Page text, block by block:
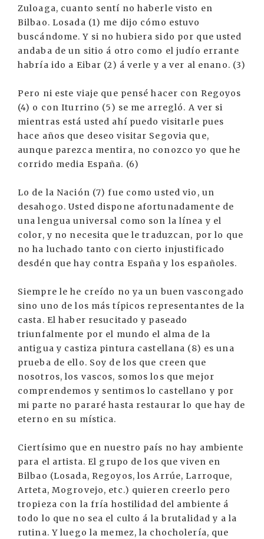
Zuloaga, cuanto sentí no haberle visto en
Bilbao. Losada (1) me dijo cómo estuvo
buscándome. Y si no hubiera sido por que usted
andaba de un sitio á otro como el judío errante
habría ido a Eibar (2) á verle y a ver al enano. (3)
Pero ni este viaje que pensé hacer con Regoyos
(4) o con Iturrino (5) se me arregló. A ver si
mientras está usted ahí puedo visitarle pues
hace años que deseo visitar Segovia que,
aunque parezca mentira, no conozco yo que he
corrido media España. (6)
Lo de la Nación (7) fue como usted vio, un
desahogo. Usted dispone afortunadamente de
una lengua universal como son la línea y el
color, y no necesita que le traduzcan, por lo que
no ha luchado tanto con cierto injustificado
desdén que hay contra España y los españoles.
Siempre le he creído no ya un buen vascongado
sino uno de los más típicos representantes de la
casta. El haber resucitado y paseado
triunfalmente por el mundo el alma de la
antigua y castiza pintura castellana (8) es una
prueba de ello. Soy de los que creen que
nosotros, los vascos, somos los que mejor
comprendemos y sentimos lo castellano y por
mi parte no pararé hasta restaurar lo que hay de
eterno en su mística.
Ciertísimo que en nuestro país no hay ambiente
para el artista. El grupo de los que viven en
Bilbao (Losada, Regoyos, los Arrúe, Larroque,
Arteta, Mogrovejo, etc.) quieren creerlo pero
tropieza con la fría hostilidad del ambiente á
todo lo que no sea el culto á la brutalidad y a la
rutina. Y luego la memez, la chocholería, que